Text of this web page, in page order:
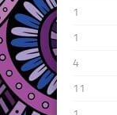
1
1
4
11